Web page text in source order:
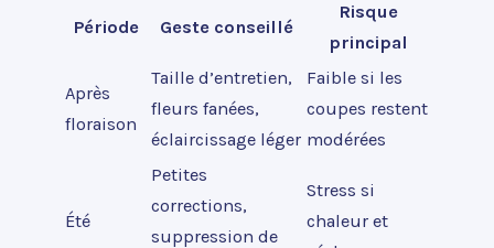
Période Geste conseillé
Risque
principal
Après
floraison
Taille d’entretien,
fleurs fanées,
éclaircissage léger
Faible si les
coupes restent
modérées
Été
Petites
corrections,
suppression de
Stress si
chaleur et